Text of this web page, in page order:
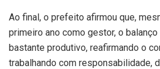
Ao final, o prefeito afirmou que,
primeiro ano como gestor, o
bastante produtivo, reafirmando o
trabalhando com responsabilidade,